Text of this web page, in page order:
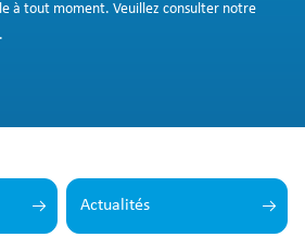
à tout moment. Veuillez consulter notre
.
Actualités